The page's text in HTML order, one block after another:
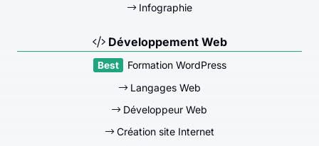
Infographie
Développement Web
Formation WordPress
Langages Web
Développeur Web
Création site Internet